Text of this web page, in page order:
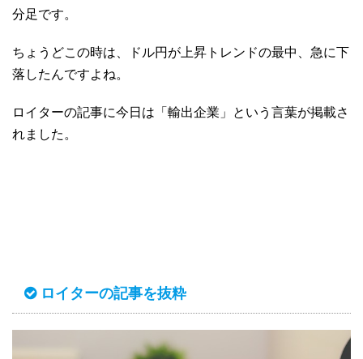
分足です。
ちょうどこの時は、ドル円が上昇トレンドの最中、急に下
落したんですよね。
ロイターの記事に今日は「輸出企業」という言葉が掲載さ
れました。
ロイターの記事を抜粋